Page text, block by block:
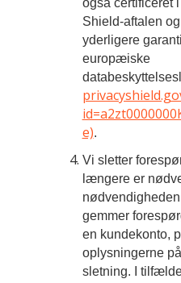
også certificeret
Shield-aftalen
yderligere
europæiske
e).
Vi sletter
længere er
gemmer
en kundekonto,
oplysningerne
sletning. I